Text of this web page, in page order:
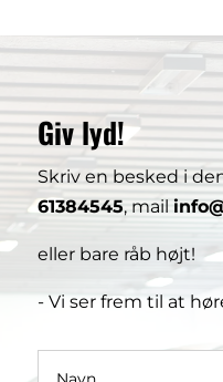
Giv lyd!
Skriv en besked i
61384545, mail
eller bare råb højt!
- Vi ser frem til at